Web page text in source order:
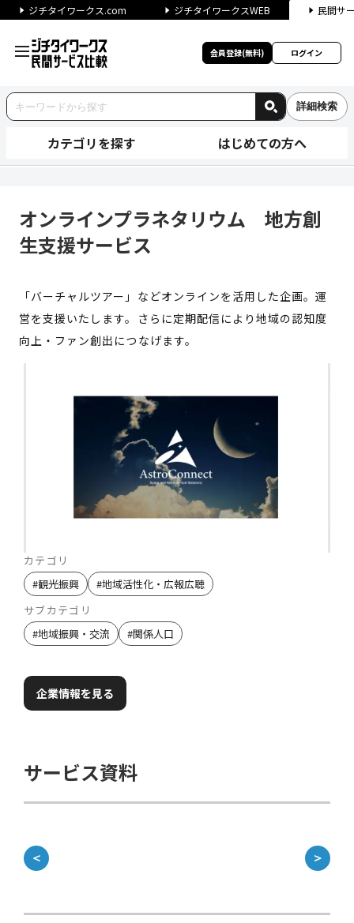
ジチタイワークス.com ジチタイワークスWEB 民間サ
会員登録(無料) ログイン
詳細検索
カテゴリを探す はじめての方へ
オンラインプラネタリウム 地方創
生支援サービス
「バーチャルツアー」などオンラインを活用した企画。運
営を支援いたします。さらに定期配信により地域の認知度
向上・ファン創出につなげます。
カテゴリ
#観光振興 #地域活性化・広報広聴
サブカテゴリ
#地域振興・交流 #関係人口
企業情報を見る
サービス資料
＜ ＞